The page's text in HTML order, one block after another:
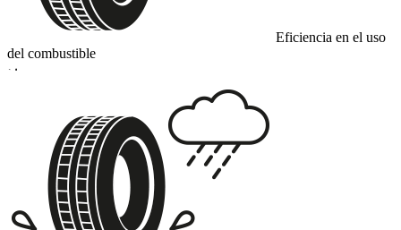
Eficiencia en el uso
del combustible
D